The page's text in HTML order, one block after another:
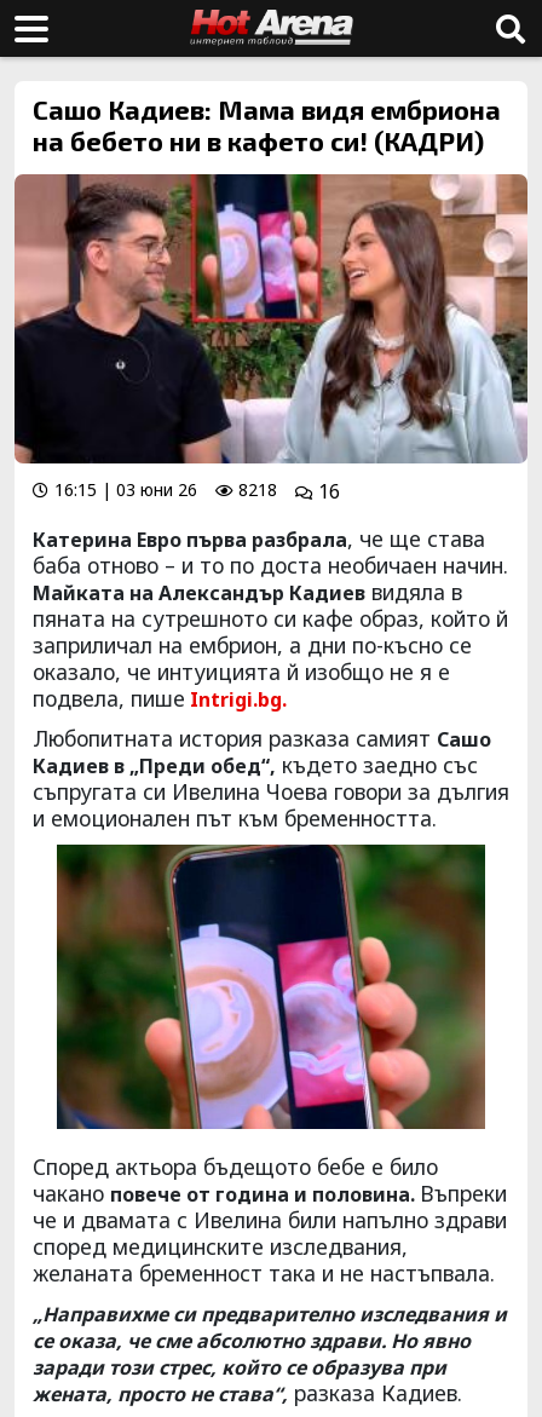
Сашо Кадиев: Мама видя ембриона
на бебето ни в кафето си! (КАДРИ)
16:15 | 03 юни 26 8218
16
Катерина Евро първа разбрала, че ще става
баба отново – и то по доста необичаен начин.
Майката на Александър Кадиев видяла в
пяната на сутрешното си кафе образ, който й
заприличал на ембрион, а дни по-късно се
оказало, че интуицията й изобщо не я е
подвела, пише Intrigi.bg.
Любопитната история разказа самият Сашо
Кадиев в „Преди обед“, където заедно със
съпругата си Ивелина Чоева говори за дългия
и емоционален път към бременността.
Според актьора бъдещото бебе е било
чакано повече от година и половина. Въпреки
че и двамата с Ивелина били напълно здрави
според медицинските изследвания,
желаната бременност така и не настъпвала.
„Направихме си предварително изследвания и
се оказа, че сме абсолютно здрави. Но явно
заради този стрес, който се образува при
жената, просто не става“, разказа Кадиев.